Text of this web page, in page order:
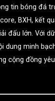
tin bóng đá
BXH, kết
đấu lớn. Với
dung minh
cộng đồng